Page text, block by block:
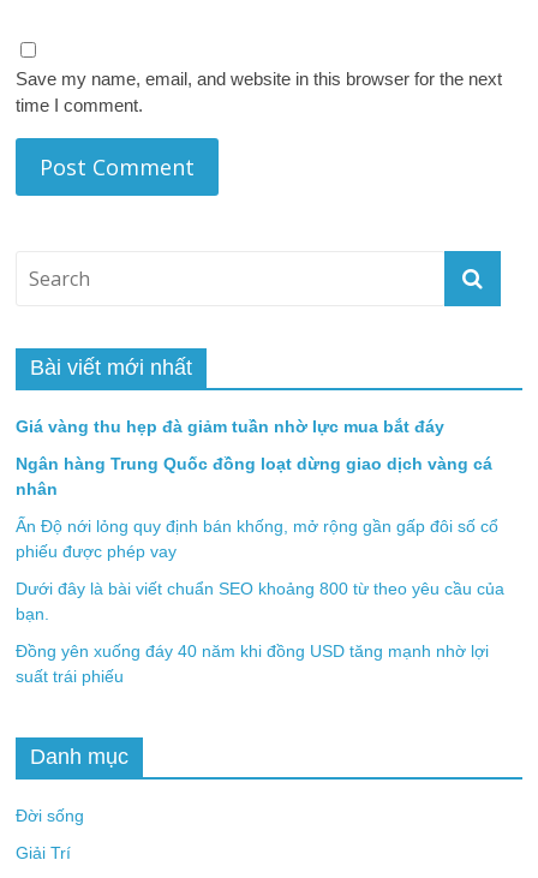
Save my name, email, and website in this browser for the next
time I comment.
Bài viết mới nhất
Giá vàng thu hẹp đà giảm tuần nhờ lực mua bắt đáy
Ngân hàng Trung Quốc đồng loạt dừng giao dịch vàng cá
nhân
Ấn Độ nới lỏng quy định bán khống, mở rộng gần gấp đôi số cổ
phiếu được phép vay
Dưới đây là bài viết chuẩn SEO khoảng 800 từ theo yêu cầu của
bạn.
Đồng yên xuống đáy 40 năm khi đồng USD tăng mạnh nhờ lợi
suất trái phiếu
Danh mục
Đời sống
Giải Trí